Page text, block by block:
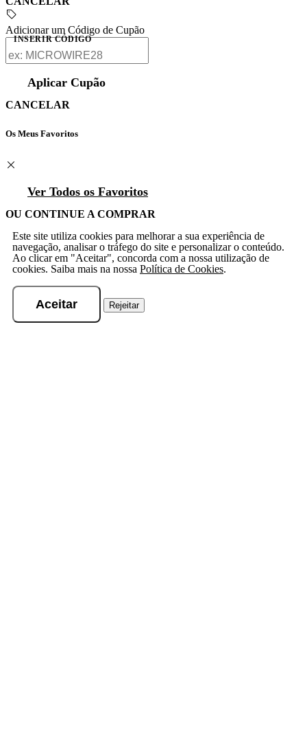
Adicionar um Código de Cupão
INSERIR CÓDIGO
Aplicar Cupão
CANCELAR
Os Meus Favoritos
Ver Todos os Favoritos
OU CONTINUE A COMPRAR
Este site utiliza cookies para melhorar a sua experiência de
navegação, analisar o tráfego do site e personalizar o conteúdo.
Ao clicar em "Aceitar", concorda com a nossa utilização de
cookies. Saiba mais na nossa Política de Cookies.
Aceitar Rejeitar